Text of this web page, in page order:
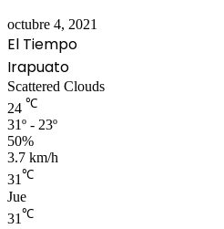
octubre 4, 2021
El Tiempo
Irapuato
Scattered Clouds
24 ℃
31º - 23º
50%
3.7 km/h
31℃
Jue
31 ℃